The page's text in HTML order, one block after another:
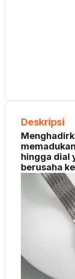
Deskripsi
hingga dial
berusaha